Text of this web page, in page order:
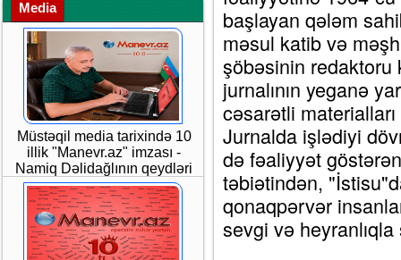
Media
Müstəqil media tarixində 10
illik "Manevr.az" imzası -
Namiq Dəlidağlının qeydləri
başlayan qələm
məsul katib və
şöbəsinin redaktoru
jurnalının yeganə
cəsarətli
Jurnalda işlədiyi
də fəaliyyət
təbiətindən,
qonaqpərvər
sevgi və heyranlıqla